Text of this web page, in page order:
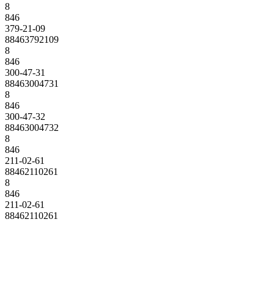
8
846
379-21-09
88463792109
8
846
300-47-31
88463004731
8
846
300-47-32
88463004732
8
846
211-02-61
88462110261
8
846
211-02-61
88462110261